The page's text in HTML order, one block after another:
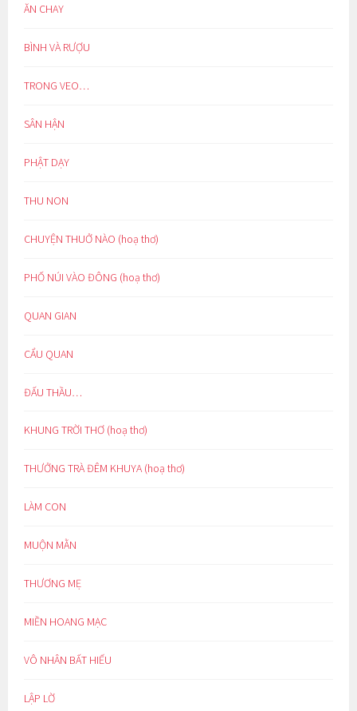
ĂN CHAY
BÌNH VÀ RƯỢU
TRONG VEO…
SÂN HẬN
PHẬT DẠY
THU NON
CHUYỆN THUỞ NÀO (hoạ thơ)
PHỐ NÚI VÀO ĐÔNG (hoạ thơ)
QUAN GIAN
CẨU QUAN
ĐẤU THẦU…
KHUNG TRỜI THƠ (hoạ thơ)
THƯỞNG TRÀ ĐÊM KHUYA (hoạ thơ)
LÀM CON
MUỘN MẰN
THƯƠNG MẸ
MIỀN HOANG MẠC
VÔ NHÂN BẤT HIẾU
LẬP LỜ